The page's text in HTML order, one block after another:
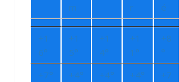
m
r
é
+1
6°
+1
5°
+1
4°
+1
1°
+8
°
+7° +4° +4° +4° +7